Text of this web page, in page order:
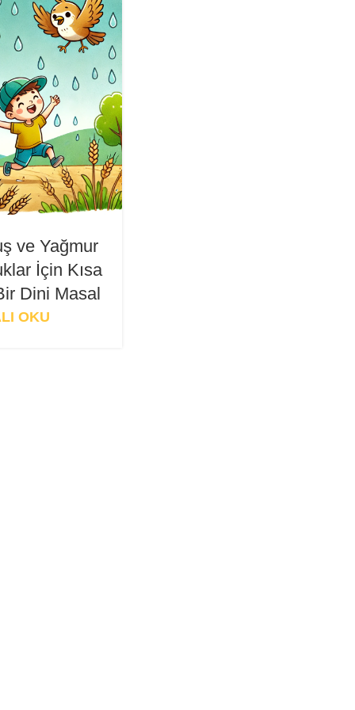
ve Yağmur
İçin Kısa
Dini Masal
OKU